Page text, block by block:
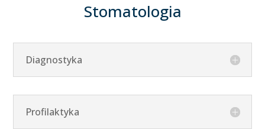
Stomatologia
Diagnostyka
Profilaktyka